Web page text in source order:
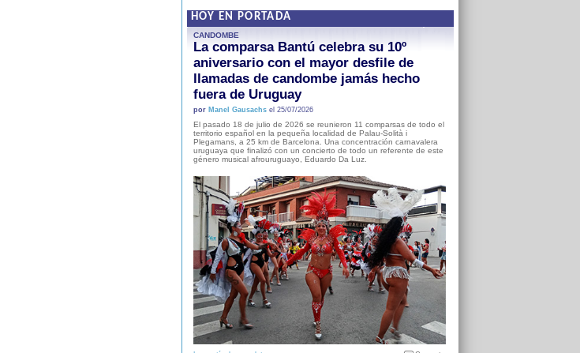
HOY EN PORTADA
CANDOMBE
La comparsa Bantú celebra su 10º
aniversario con el mayor desfile de
llamadas de candombe jamás hecho
fuera de Uruguay
por Manel Gausachsel 25/07/2026
El pasado 18 de julio de 2026 se reunieron 11 comparsas de todo el
territorio español en la pequeña localidad de Palau-Solità i
Plegamans, a 25 km de Barcelona. Una concentración carnavalera
uruguaya que finalizó con un concierto de todo un referente de este
género musical afrouruguayo, Eduardo Da Luz.